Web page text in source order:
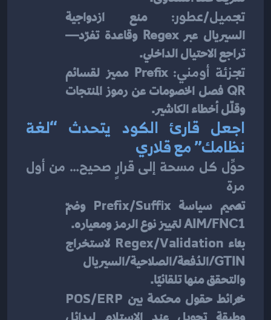
تجميل/عطور: منع ازدواجية
السيريال عبر Regex وقاعدة تفرّد—
تراجع الاحتيال الداخلي.
تجزئة أومني:
وقلّل أخطاء الكاشير.
نظامك” مع قلاري
مرة
تصميم سياسة Prefix/Suffix وضمّ
AIM/FNC1 لتمييز نوع الرمز ومعياره.
بناء Regex/Validation
والتحقق منها تلقائيًا.
خرائط حقول محكمة بين POS/ERP